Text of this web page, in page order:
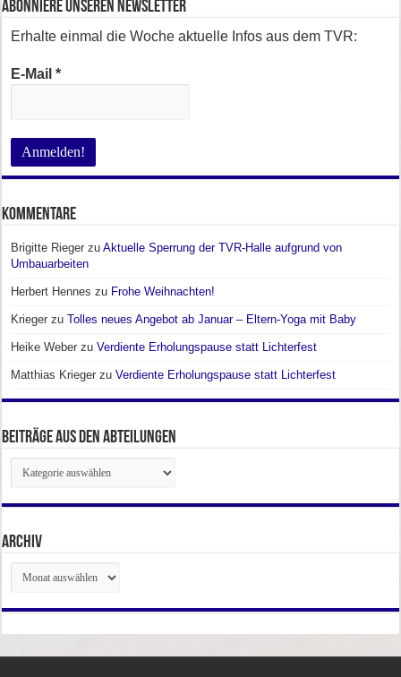
Abonniere unseren Newsletter
Erhalte einmal die Woche aktuelle Infos aus dem TVR:
E-Mail*
Kommentare
Brigitte Rieger zuAktuelle Sperrung der TVR-Halle aufgrund von
Umbauarbeiten
Herbert Hennes zu Frohe Weihnachten!
Krieger zuTolles neues Angebot ab Januar – Eltern-Yoga mit Baby
Heike Weber zuVerdiente Erholungspause statt Lichterfest
Matthias Krieger zuVerdiente Erholungspause statt Lichterfest
Beiträge aus den Abteilungen
Beiträge
aus
den
Abteilungen
Archiv
Archiv